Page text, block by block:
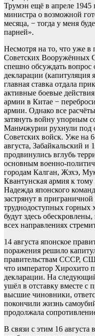
Трумэн ещё в апреле
министра о возможной
месяца, − тогда у меня
парней».
Несмотря на то, что уже в
Советских Вооружённых
спешно обсуждать
декларации
главная ставка отдала
активные боевые
армии в Китае −
армии. Однако все
затянуть войну упорным
Маньчжурии рухнули под
Советских войск. Уже на
августа, Забайкальский
продвинулись вглубь
основным военно-
городам Калган, Жэхэ,
Квантунская армия к тому
Надежда японского
застрянут в
труднодоступных горных
будут здесь
всех направлениях
14 августа японское
поражения решило
правительствам СССР,
что император Хирохито
декларации. На
ушёл в отставку вместе с
высшие чиновники,
покончили жизнь
продолжала
В связи с этим 16 августа